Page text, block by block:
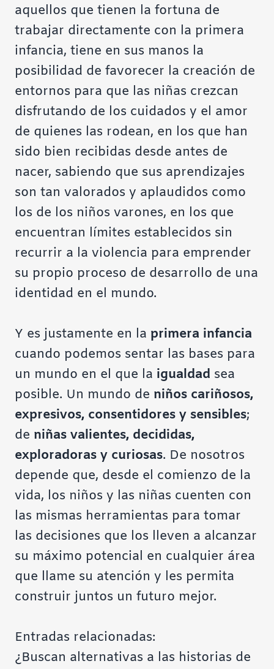
aquellos que tienen la fortuna de
trabajar directamente con la primera
infancia, tiene en sus manos la
posibilidad de favorecer la creación de
entornos para que las niñas crezcan
disfrutando de los cuidados y el amor
de quienes las rodean, en los que han
sido bien recibidas desde antes de
nacer, sabiendo que sus aprendizajes
son tan valorados y aplaudidos como
los de los niños varones, en los que
encuentran límites establecidos sin
recurrir a la violencia para emprender
su propio proceso de desarrollo de una
identidad en el mundo.
Y es justamente en la primera infancia
cuando podemos sentar las bases para
un mundo en el que la igualdad sea
posible. Un mundo de niños cariñosos,
expresivos, consentidores y sensibles;
de niñas valientes, decididas,
exploradoras y curiosas. De nosotros
depende que, desde el comienzo de la
vida, los niños y las niñas cuenten con
las mismas herramientas para tomar
las decisiones que los lleven a alcanzar
su máximo potencial en cualquier área
que llame su atención y les permita
construir juntos un futuro mejor.
Entradas relacionadas:
¿Buscan alternativas a las historias de